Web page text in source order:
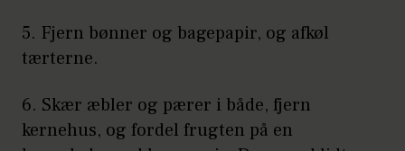
5. Fjern bønner og bagepapir, og afkøl
tærterne.
6. Skær æbler og pærer i både, fjern
kernehus, og fordel frugten på en